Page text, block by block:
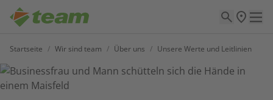
Startseite / Wir sind team / Über uns / Unsere Werte und Leitlinien